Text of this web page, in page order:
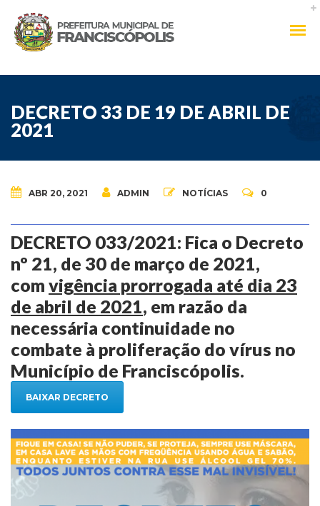
DECRETO 33 DE 19 DE ABRIL DE
2021
ABR 20, 2021 ADMIN NOTÍCIAS 0
DECRETO 033/2021: Fica o Decreto
nº 21, de 30 de março de 2021,
com vigência prorrogada até dia 23
de abril de 2021, em razão da
necessária continuidade no
combate à proliferação do vírus no
Município de Franciscópolis.
BAIXAR DECRETO